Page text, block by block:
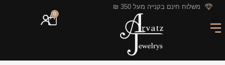
לתוכן משלוח חינם בקנייה מעל 350 ₪
0